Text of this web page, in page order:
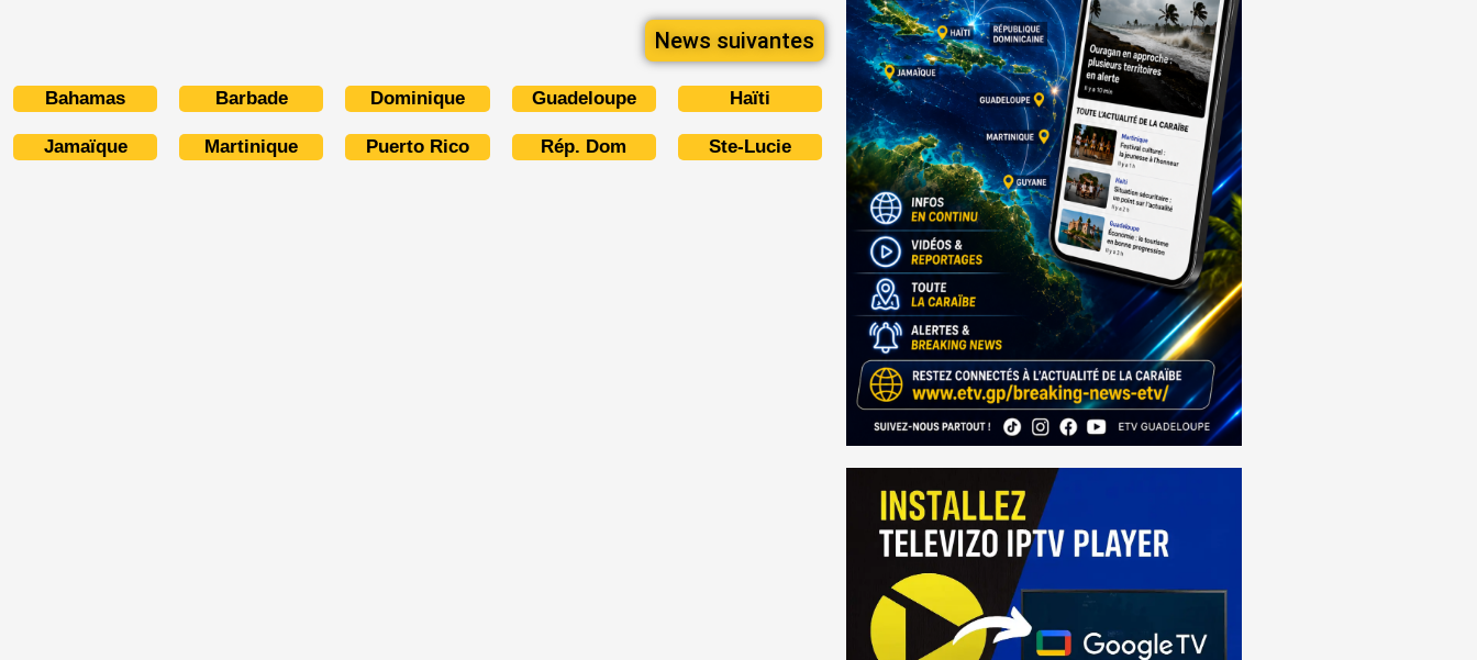
News suivantes
Bahamas Barbade Dominique Guadeloupe Haïti
Jamaïque Martinique Puerto Rico Rép. Dom Ste-Lucie